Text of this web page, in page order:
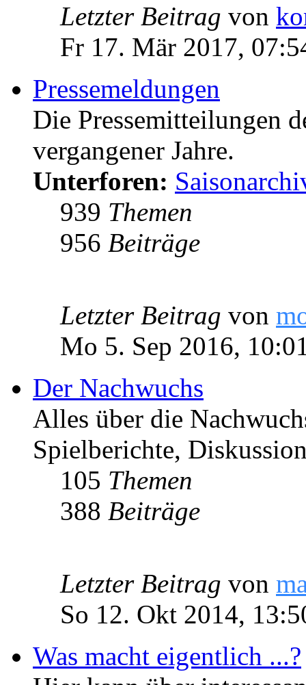
Letzter Beitrag von
Fr 17. Mär 2017,
Pressemeldungen
Die Pressemitteilungen
vergangener Jahre.
Unterforen:
939 Themen
956 Beiträge
Letzter Beitrag von
Mo 5. Sep 2016,
Der Nachwuchs
Alles über die
Spielberichte,
105 Themen
388 Beiträge
Letzter Beitrag von
So 12. Okt 2014,
Was macht eigentlich ...?